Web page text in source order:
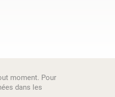
moment. Pour
dans les